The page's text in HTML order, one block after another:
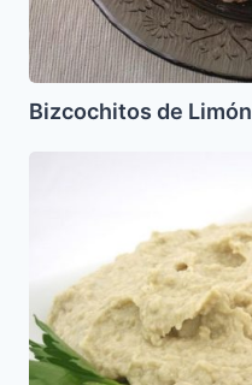
Bizcochitos de Limón